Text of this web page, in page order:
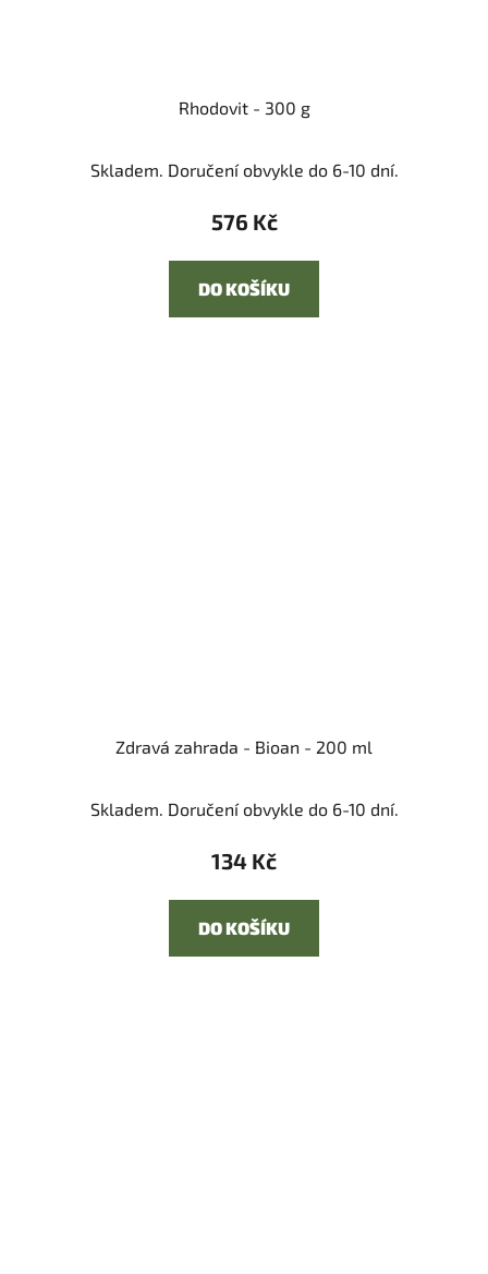
Rhodovit - 300 g
Skladem. Doručení obvykle do 6-10 dní.
576 Kč
DO KOŠÍKU
Zdravá zahrada - Bioan - 200 ml
Skladem. Doručení obvykle do 6-10 dní.
134 Kč
DO KOŠÍKU